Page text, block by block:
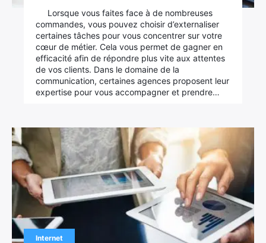
Lorsque vous faites face à de nombreuses
commandes, vous pouvez choisir d’externaliser
certaines tâches pour vous concentrer sur votre
cœur de métier. Cela vous permet de gagner en
efficacité afin de répondre plus vite aux attentes
de vos clients. Dans le domaine de la
communication, certaines agences proposent leur
expertise pour vous accompagner et prendre…
Internet